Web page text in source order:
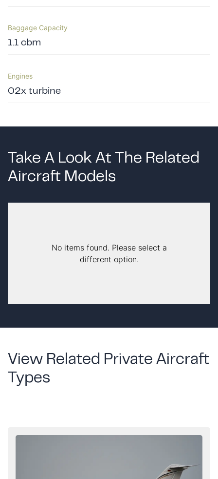
Baggage Capacity
1.1 cbm
Engines
02x turbine
Take A Look At The Related
Aircraft Models
No items found. Please select a
different option.
View Related Private Aircraft
Types